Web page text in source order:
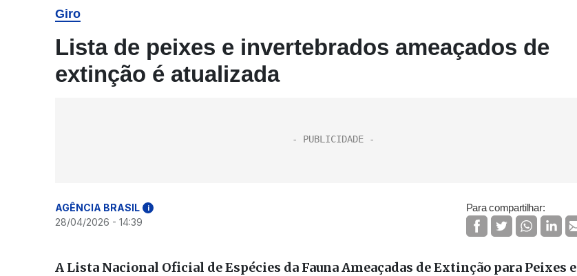
Giro
Lista de peixes e invertebrados ameaçados de
extinção é atualizada
AGÊNCIA BRASIL i
28/04/2026 - 14:39
Para compartilhar:
A Lista Nacional Oficial de Espécies da Fauna Ameaçadas de Extinção para Peixes e